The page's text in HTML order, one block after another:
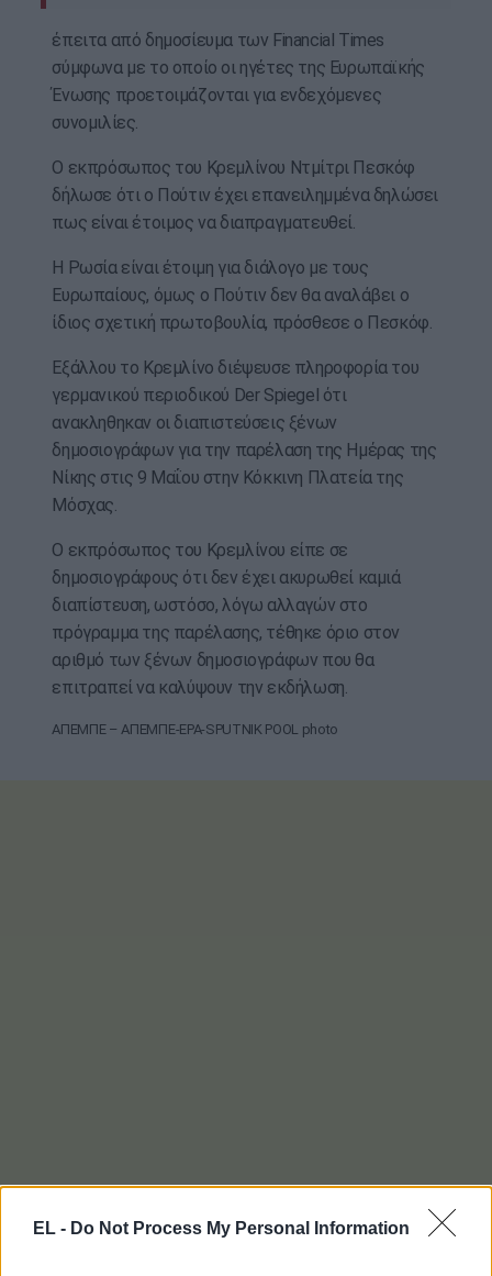
EL - Do Not Process My Personal Information
έπειτα από δημοσίευμα των Financial Times
σύμφωνα με το οποίο οι ηγέτες της Ευρωπαϊκής
Ένωσης προετοιμάζονται για ενδεχόμενες
συνομιλίες.
Ο εκπρόσωπος του Κρεμλίνου Ντμίτρι Πεσκόφ
δήλωσε ότι ο Πούτιν έχει επανειλημμένα δηλώσει
πως είναι έτοιμος να διαπραγματευθεί.
Η Ρωσία είναι έτοιμη για διάλογο με τους
Ευρωπαίους, όμως ο Πούτιν δεν θα αναλάβει ο
ίδιος σχετική πρωτοβουλία, πρόσθεσε ο Πεσκόφ.
Εξάλλου το Κρεμλίνο διέψευσε πληροφορία του
γερμανικού περιοδικού Der Spiegel ότι
ανακληθηκαν οι διαπιστεύσεις ξένων
δημοσιογράφων για την παρέλαση της Ημέρας της
Νίκης στις 9 Μαΐου στην Κόκκινη Πλατεία της
Μόσχας.
Ο εκπρόσωπος του Κρεμλίνου είπε σε
δημοσιογράφους ότι δεν έχει ακυρωθεί καμιά
διαπίστευση, ωστόσο, λόγω αλλαγών στο
πρόγραμμα της παρέλασης, τέθηκε όριο στον
αριθμό των ξένων δημοσιογράφων που θα
επιτραπεί να καλύψουν την εκδήλωση.
ΑΠΕΜΠΕ – ΑΠΕΜΠΕ-EPA-SPUTNIK POOL photo